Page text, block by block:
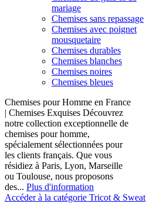
mariage
Chemises sans repassage
Chemises avec poignet
mousquetaire
Chemises durables
Chemises blanches
Chemises noires
Chemises bleues
Chemises pour Homme en France
| Chemises Exquises Découvrez
notre collection exceptionnelle de
chemises pour homme,
spécialement sélectionnées pour
les clients français. Que vous
résidiez à Paris, Lyon, Marseille
ou Toulouse, nous proposons
des... Plus d'information
Accéder à la catégorie Tricot & Sweat